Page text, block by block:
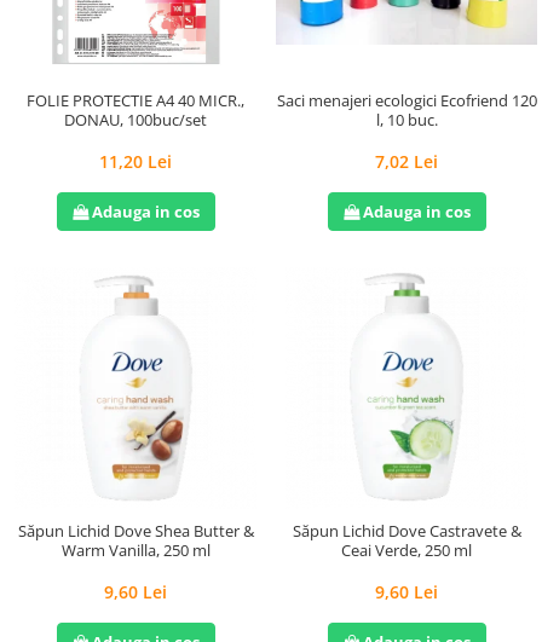
FOLIE PROTECTIE A4 40 MICR.,
DONAU, 100buc/set
11,20 Lei
Adauga in cos
Saci menajeri ecologici Ecofriend 120
l, 10 buc.
7,02 Lei
Adauga in cos
Săpun Lichid Dove Shea Butter &
Warm Vanilla, 250 ml
9,60 Lei
Săpun Lichid Dove Castravete &
Ceai Verde, 250 ml
9,60 Lei